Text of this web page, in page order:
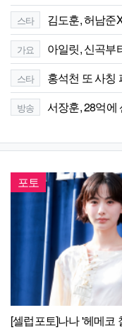
스타 김도훈, 허남
가요 아일릿, 신곡
스타 홍석천 또 사칭
방송 서장훈, 28억
포토
[셀럽포토]나나 '헤메코